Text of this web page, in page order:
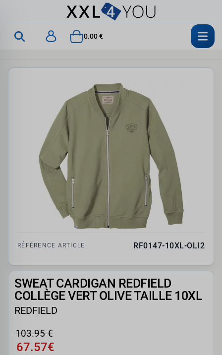
0.00 €
RÉFÉRENCE ARTICLE RF0147-10XL-OLI2
SWEAT CARDIGAN REDFIELD
COLLÈGE VERT OLIVE TAILLE 10XL
REDFIELD
103.95 €
67.57€